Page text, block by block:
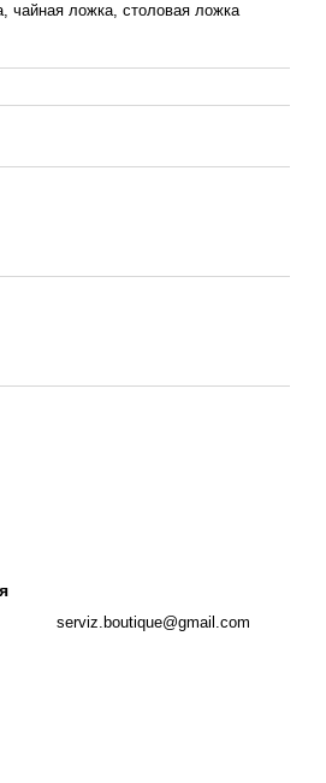
чайная ложка, столовая ложка
serviz.boutique@gmail.com